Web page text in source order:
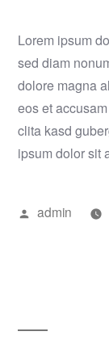
Lorem ipsum
sed diam
dolore magna
eos et
clita kasd
ipsum dolor sit
Publicado
admin